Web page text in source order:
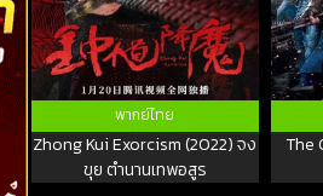
พากย์ไทย
Zhong Kui Exorcism (2022) จง
ขุย ตำนานเทพอสูร
The